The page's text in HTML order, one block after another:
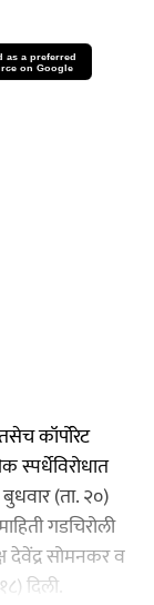
as a preferred
on Google
कॉर्पोरेट
स्पर्धेविरोधात
(ता. २०)
गडचिरोली
देवेंद्र सोमनकर व
दिली.